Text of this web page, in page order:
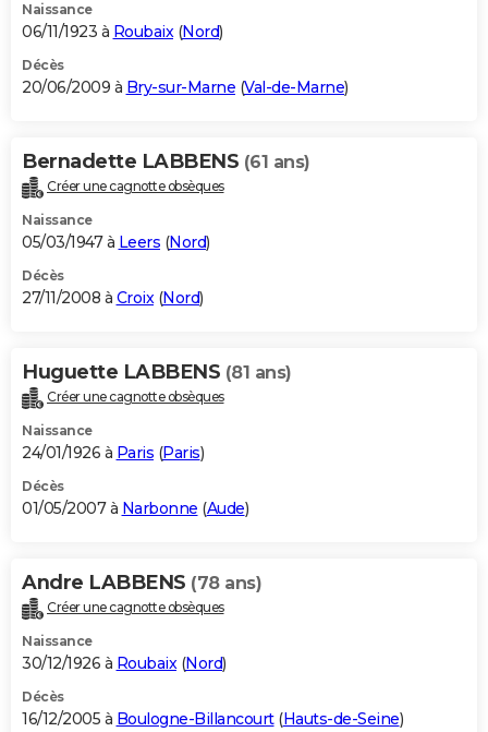
Naissance
06/11/1923 à Roubaix(Nord)
Décès
20/06/2009 à Bry-sur-Marne (Val-de-Marne)
Bernadette LABBENS (61 ans)
Créer une cagnotte obsèques
Naissance
05/03/1947 à Leers (Nord)
Décès
27/11/2008 à Croix(Nord)
Huguette LABBENS (81 ans)
Créer une cagnotte obsèques
Naissance
24/01/1926 à Paris (Paris)
Décès
01/05/2007 à Narbonne (Aude)
Andre LABBENS (78 ans)
Créer une cagnotte obsèques
Naissance
30/12/1926 à Roubaix(Nord)
Décès
16/12/2005 à Boulogne-Billancourt(Hauts-de-Seine)